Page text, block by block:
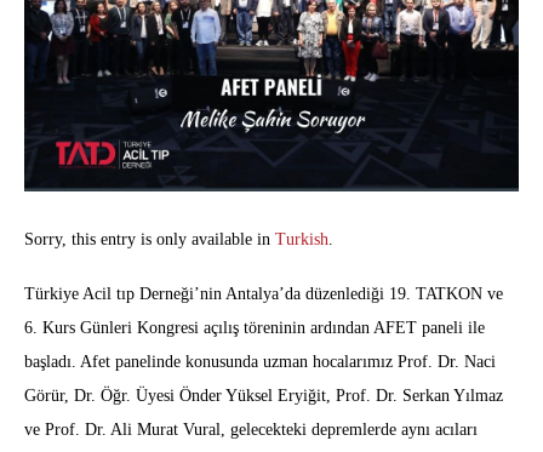
Sorry, this entry is only available in Turkish
Türkiye Acil tıp Derneği’nin Antalya’da düzenlediği 19. TATKON ve
6. Kurs Günleri Kongresi açılış töreninin ardından AFET paneli ile
başladı. Afet panelinde konusunda uzman hocalarımız Prof. Dr. Naci
Görür, Dr. Öğr. Üyesi Önder Yüksel Eryiğit, Prof. Dr. Serkan Yılmaz
ve Prof. Dr. Ali Murat Vural, gelecekteki depremlerde aynı acıları